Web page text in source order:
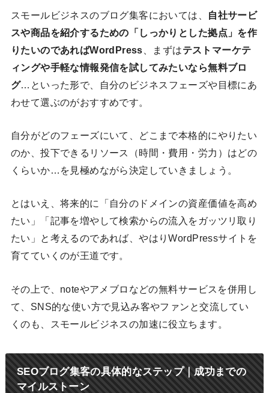
スモールビジネスのブログ集客においては、
自社サービ
スや商品を紹介するための「しっかりとした拠点」を作
りたいのであればWordPress 、まずはテストマーケテ
ィングや手軽な情報発信を試してみたいなら無料ブロ
グ…といった形で、自分のビジネスフェーズや目標にあ
わせて選ぶのがおすすめです。
自分がどのフェーズにいて、どこまで本格的にやりたい
のか、投下できるリソース（時間・費用・労力）はどの
くらいか…を見極めながら決定していきましょう。
とはいえ、将来的に「自分のドメインの資産価値を高め
たい」「記事を増やして検索からの流入をガッツリ取り
たい」と考えるのであれば、やはりWordPressサイトを
育てていくのが王道です。
その上で、noteやアメブロなどの無料サービスを併用し
て、SNS的な使い方で見込み客やファンと交流してい
くのも、スモールビジネスの加速に役立ちます。
SEOブログ集客の具体的なステップ｜成功までの
マイルストーン